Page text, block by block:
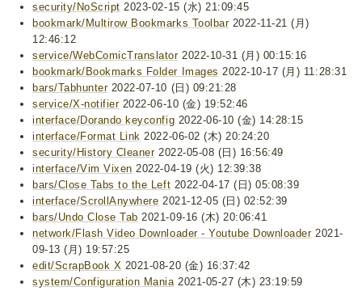
security/NoScript 2023-02-15 (水) 21:09:45
bookmark/Multirow Bookmarks Toolbar2022-11-21 (月)
12:46:12
service/WebComicTranslator2022-10-31 (月) 00:15:16
bookmark/Bookmarks Folder Images 2022-10-17 (月) 11:28:31
bars/Tabhunter2022-07-10 (日) 09:21:28
service/X-notifier2022-06-10 (金) 19:52:46
interface/Dorando keyconfig 2022-06-10 (金) 14:28:15
interface/Format Link 2022-06-02 (木) 20:24:20
security/History Cleaner2022-05-08 (日) 16:56:49
interface/Vim Vixen 2022-04-19 (火) 12:39:38
bars/Close Tabs to the Left 2022-04-17 (日) 05:08:39
interface/ScrollAnywhere 2021-12-05 (日) 02:52:39
bars/Undo Close Tab 2021-09-16 (木) 20:06:41
network/Flash Video Downloader - Youtube Downloader2021-
09-13 (月) 19:57:25
edit/ScrapBook X 2021-08-20 (金) 16:37:42
system/Configuration Mania2021-05-27 (木) 23:19:59